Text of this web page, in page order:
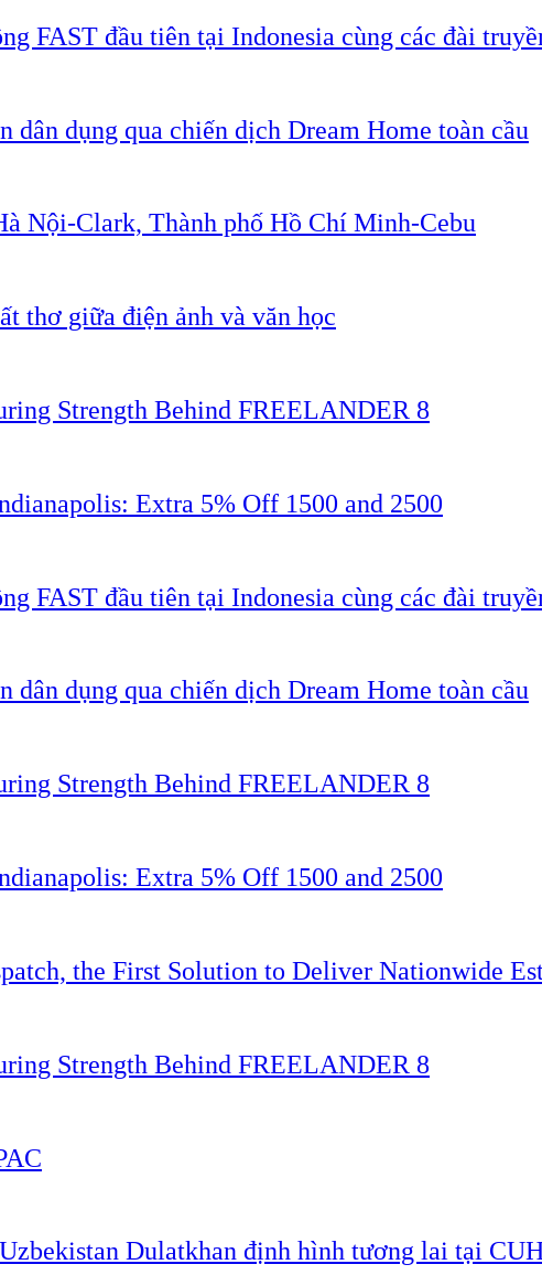
FAST đầu tiên tại Indonesia cùng các đài
dụng qua chiến dịch Dream Home toàn cầu
Nội-Clark, Thành phố Hồ Chí Minh-Cebu
thơ giữa điện ảnh và văn học
Strength Behind FREELANDER 8
Extra 5% Off 1500 and 2500
FAST đầu tiên tại Indonesia cùng các đài
dụng qua chiến dịch Dream Home toàn cầu
Strength Behind FREELANDER 8
Extra 5% Off 1500 and 2500
the First Solution to Deliver Nationwide
Strength Behind FREELANDER 8
Dulatkhan định hình tương lai tại